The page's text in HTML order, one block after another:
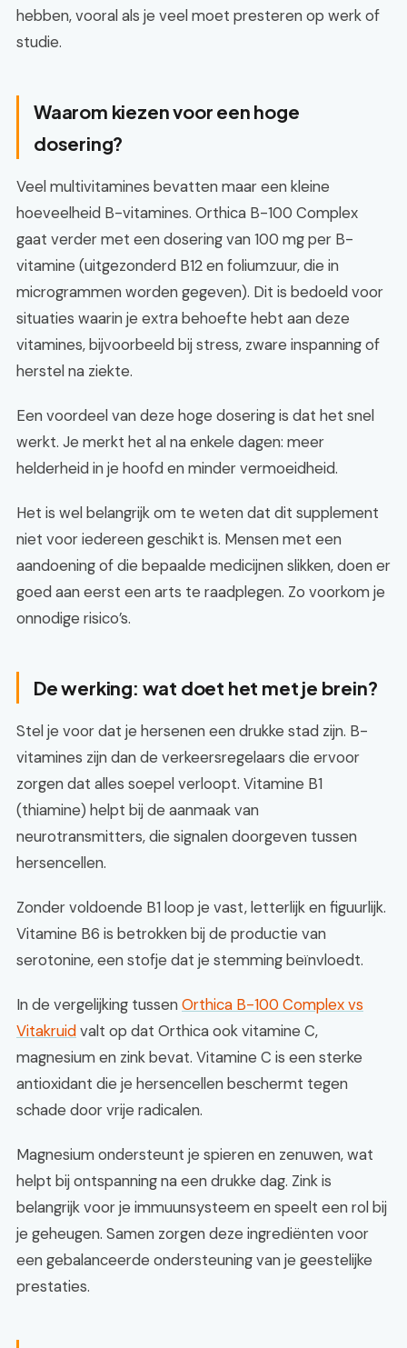
hebben, vooral als je veel moet presteren op werk of
studie.
Waarom kiezen voor een hoge
dosering?
Veel multivitamines bevatten maar een kleine
hoeveelheid B-vitamines. Orthica B-100 Complex
gaat verder met een dosering van 100 mg per B-
vitamine (uitgezonderd B12 en foliumzuur, die in
microgrammen worden gegeven). Dit is bedoeld voor
situaties waarin je extra behoefte hebt aan deze
vitamines, bijvoorbeeld bij stress, zware inspanning of
herstel na ziekte.
Een voordeel van deze hoge dosering is dat het snel
werkt. Je merkt het al na enkele dagen: meer
helderheid in je hoofd en minder vermoeidheid.
Het is wel belangrijk om te weten dat dit supplement
niet voor iedereen geschikt is. Mensen met een
aandoening of die bepaalde medicijnen slikken, doen er
goed aan eerst een arts te raadplegen. Zo voorkom je
onnodige risico’s.
De werking: wat doet het met je brein?
Stel je voor dat je hersenen een drukke stad zijn. B-
vitamines zijn dan de verkeersregelaars die ervoor
zorgen dat alles soepel verloopt. Vitamine B1
(thiamine) helpt bij de aanmaak van
neurotransmitters, die signalen doorgeven tussen
hersencellen.
Zonder voldoende B1 loop je vast, letterlijk en figuurlijk.
Vitamine B6 is betrokken bij de productie van
serotonine, een stofje dat je stemming beïnvloedt.
In de vergelijking tussenOrthica B-100 Complex vs
Vitakruidvalt op dat Orthica ook vitamine C,
magnesium en zink bevat. Vitamine C is een sterke
antioxidant die je hersencellen beschermt tegen
schade door vrije radicalen.
Magnesium ondersteunt je spieren en zenuwen, wat
helpt bij ontspanning na een drukke dag. Zink is
belangrijk voor je immuunsysteem en speelt een rol bij
je geheugen. Samen zorgen deze ingrediënten voor
een gebalanceerde ondersteuning van je geestelijke
prestaties.